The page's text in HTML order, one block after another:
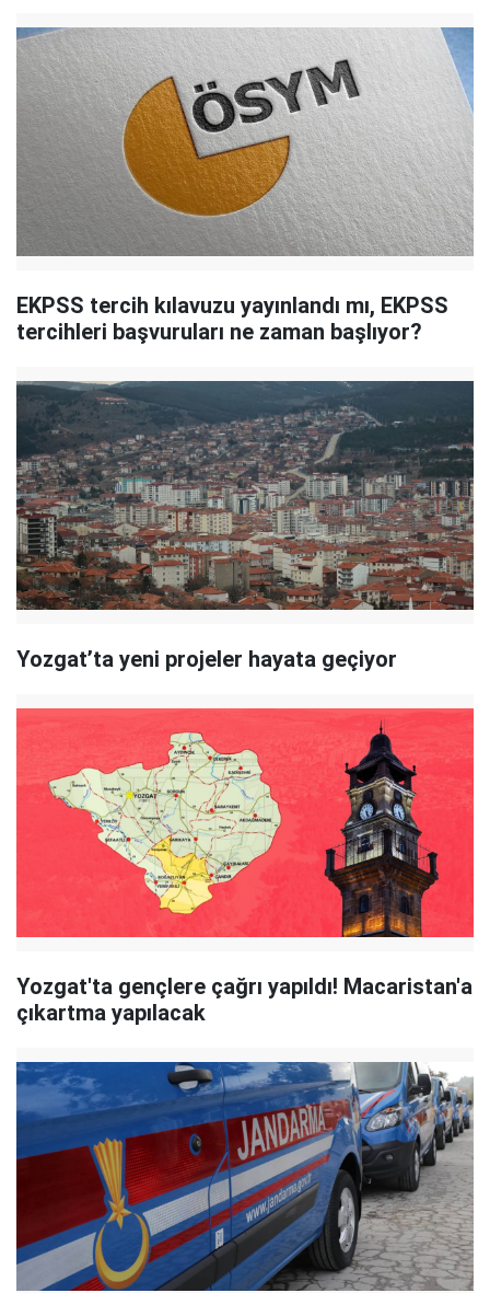
EKPSS tercih kılavuzu yayınlandı mı, EKPSS
tercihleri başvuruları ne zaman başlıyor?
Yozgat’ta yeni projeler hayata geçiyor
Yozgat'ta gençlere çağrı yapıldı! Macaristan'a
çıkartma yapılacak